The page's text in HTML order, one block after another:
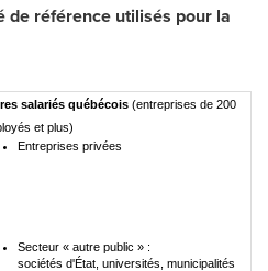
de référence utilisés pour la
salariés québécois(entreprises de 200
et plus)
Entreprises privées
Secteur « autre public » :
sociétés d'État, universités, municipalités